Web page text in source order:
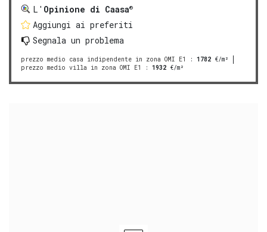
L' Opinione di Caasa®
Aggiungi ai preferiti
Segnala un problema
prezzo medio casa indipendente in zona OMI E1 : 1782 €/m²
prezzo medio villa in zona OMI E1
: 1932 €/m²